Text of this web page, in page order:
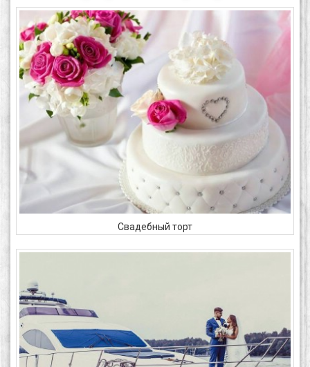
Свадебный торт